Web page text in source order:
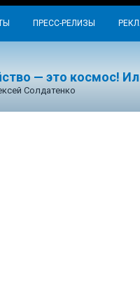
ПРЕСС-РЕЛИЗЫ
— это космос!
Солдатенко